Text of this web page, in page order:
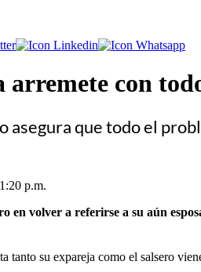
arremete con
asegura que todo el
p.m.
en volver a referirse a su aún
tanto su expareja como el salsero